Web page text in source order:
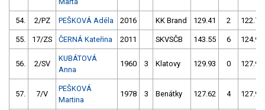
54. 2/PZ PEŠKOVÁ Adéla 2016 KK Brand 129.41 2 122.73
55. 17/ZS ČERNÁ Kateřina 2011 SKVSČB 143.55 6 124.95
56. 2/SV
KUBÁTOVÁ
Anna
1960 3 Klatovy 129.93 0 127.95
57. 7/V
PEŠKOVÁ
Martina
1978 3 Benátky 127.62 4 127.96